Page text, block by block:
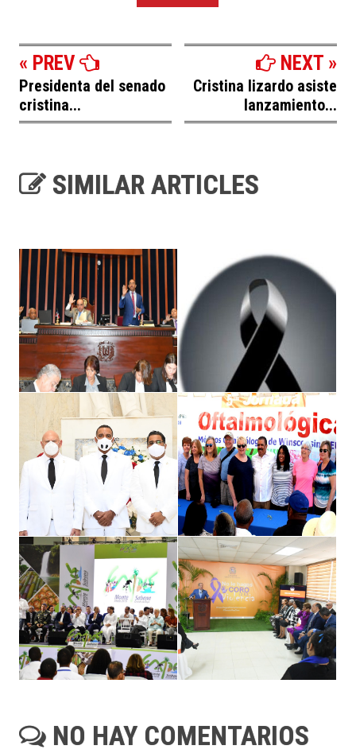
« PREV
Presidenta del senado
cristina...
NEXT »
Cristina lizardo asiste
lanzamiento...
SIMILAR ARTICLES
NO HAY COMENTARIOS